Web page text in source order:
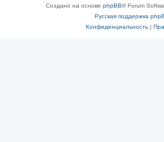
Создано на основе phpBB® Forum
Русская поддержка
Конфиденциальность|